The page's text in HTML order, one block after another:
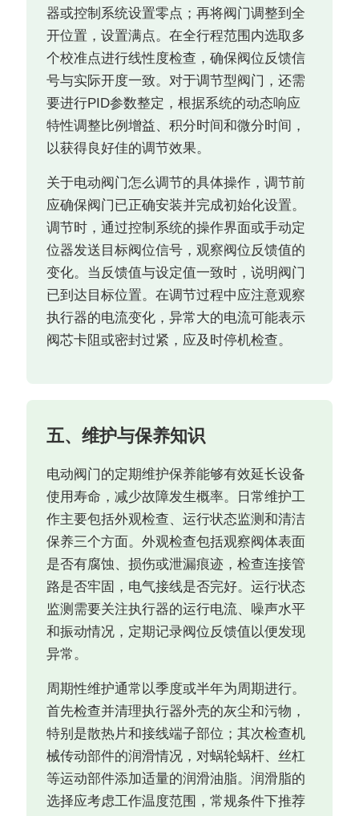
器或控制系统设置零点；再将阀门调整到全
开位置，设置满点。在全行程范围内选取多
个校准点进行线性度检查，确保阀位反馈信
号与实际开度一致。对于调节型阀门，还需
要进行PID参数整定，根据系统的动态响应
特性调整比例增益、积分时间和微分时间，
以获得良好佳的调节效果。
关于电动阀门怎么调节的具体操作，调节前
应确保阀门已正确安装并完成初始化设置。
调节时，通过控制系统的操作界面或手动定
位器发送目标阀位信号，观察阀位反馈值的
变化。当反馈值与设定值一致时，说明阀门
已到达目标位置。在调节过程中应注意观察
执行器的电流变化，异常大的电流可能表示
阀芯卡阻或密封过紧，应及时停机检查。
五、维护与保养知识
电动阀门的定期维护保养能够有效延长设备
使用寿命，减少故障发生概率。日常维护工
作主要包括外观检查、运行状态监测和清洁
保养三个方面。外观检查包括观察阀体表面
是否有腐蚀、损伤或泄漏痕迹，检查连接管
路是否牢固，电气接线是否完好。运行状态
监测需要关注执行器的运行电流、噪声水平
和振动情况，定期记录阀位反馈值以便发现
异常。
周期性维护通常以季度或半年为周期进行。
首先检查并清理执行器外壳的灰尘和污物，
特别是散热片和接线端子部位；其次检查机
械传动部件的润滑情况，对蜗轮蜗杆、丝杠
等运动部件添加适量的润滑油脂。润滑脂的
选择应考虑工作温度范围，常规条件下推荐